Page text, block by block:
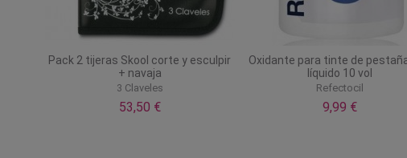
Pack 2 tijeras Skool corte y esculpir
+ navaja
3 Claveles
53,50 €
Oxidante para tinte de
líquido 10 vol
Refectocil
9,99 €